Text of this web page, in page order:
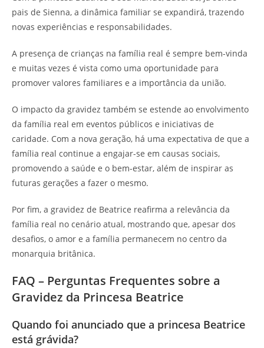
pais de Sienna, a dinâmica familiar se expandirá, trazendo
novas experiências e responsabilidades.
A presença de crianças na família real é sempre bem-vinda
e muitas vezes é vista como uma oportunidade para
promover valores familiares e a importância da união.
O impacto da gravidez também se estende ao envolvimento
da família real em eventos públicos e iniciativas de
caridade. Com a nova geração, há uma expectativa de que a
família real continue a engajar-se em causas sociais,
promovendo a saúde e o bem-estar, além de inspirar as
futuras gerações a fazer o mesmo.
Por fim, a gravidez de Beatrice reafirma a relevância da
família real no cenário atual, mostrando que, apesar dos
desafios, o amor e a família permanecem no centro da
monarquia britânica.
FAQ – Perguntas Frequentes sobre a
Gravidez da Princesa Beatrice
Quando foi anunciado que a princesa Beatrice
está grávida?